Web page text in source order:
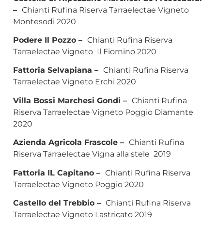
– Chianti Rufina Riserva Tarraelectae Vigneto
Montesodi 2020
Podere Il Pozzo – Chianti Rufina Riserva
Tarraelectae Vigneto Il Fiornino 2020
Fattoria Selvapiana – Chianti Rufina Riserva
Tarraelectae Vigneto Erchi 2020
Villa Bossi Marchesi Gondi – Chianti Rufina
Riserva Tarraelectae Vigneto Poggio Diamante
2020
Azienda Agricola Frascole – Chianti Rufina
Riserva Tarraelectae Vigna alla stele 2019
Fattoria IL Capitano – Chianti Rufina Riserva
Tarraelectae Vigneto Poggio 2020
Castello del Trebbio – Chianti Rufina Riserva
Tarraelectae Vigneto Lastricato 2019